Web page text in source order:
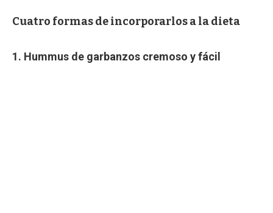
Cuatro formas de incorporarlos a la dieta
1. Hummus de garbanzos cremoso y fácil